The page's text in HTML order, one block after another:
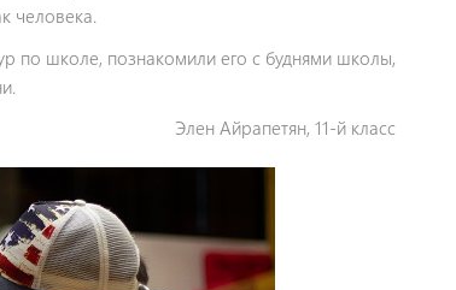
человека.
по школе, познакомили его с буднями школы,
Элен Айрапетян, 11-й класс